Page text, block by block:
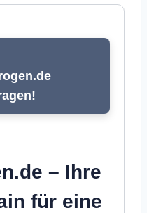
– Ihre
für eine